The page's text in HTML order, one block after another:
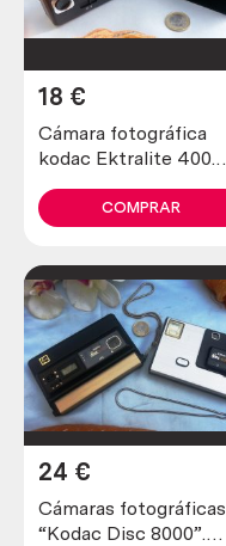
Cámara fotográfica
kodac Ektralite 400.
18 €
COMPRAR
Cámaras fotográficas
“Kodac Disc 8000”.
24 €